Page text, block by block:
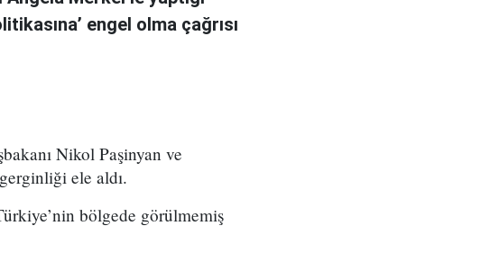
engel olma çağrısı
Nikol Paşinyan ve
ele aldı.
bölgede görülmemiş